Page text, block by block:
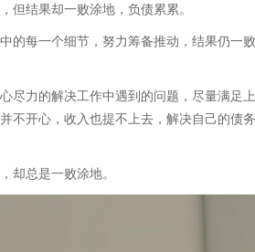
但结果却一败涂地，负债累累。
的每一个细节，努力筹备推动，结果仍一败
尽力的解决工作中遇到的问题，尽量满足上
不开心，收入也提不上去，解决自己的债务
却总是一败涂地。